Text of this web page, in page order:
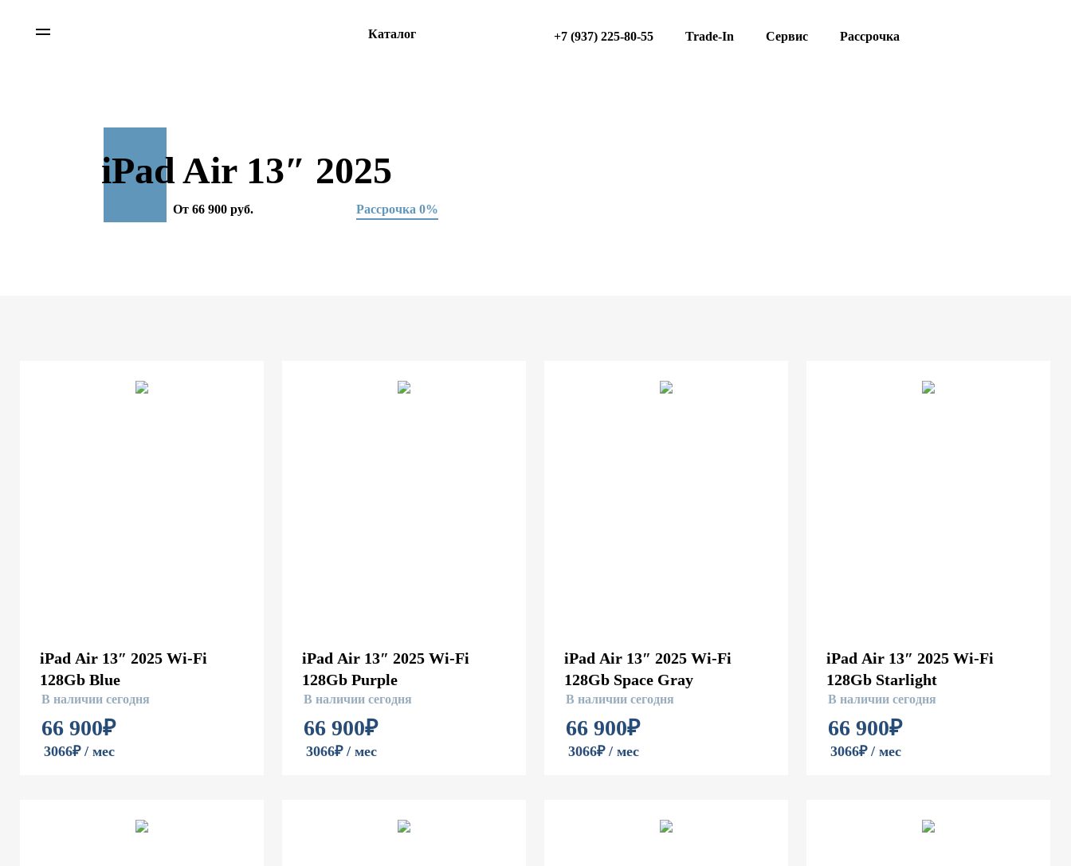
Каталог +7 (937) 225-80-55 Trade-In Сервис Рассрочка
iPad Air 13″ 2025
От 66 900 руб. Рассрочка 0%
iPad Air 13″ 2025 Wi-Fi
128Gb Blue
В наличии сегодня
66 900₽
3066₽ / мес
iPad Air 13″ 2025 Wi-Fi
128Gb Purple
В наличии сегодня
66 900₽
3066₽ / мес
iPad Air 13″ 2025 Wi-Fi
128Gb Space Gray
В наличии сегодня
66 900₽
3066₽ / мес
iPad Air 13″ 2025 Wi-Fi
128Gb Starlight
В наличии сегодня
66 900₽
3066₽ / мес